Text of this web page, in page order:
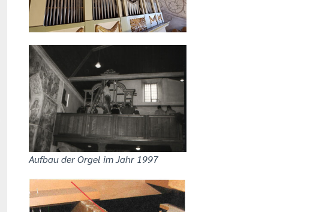
Aufbau der Orgel im Jahr 1997